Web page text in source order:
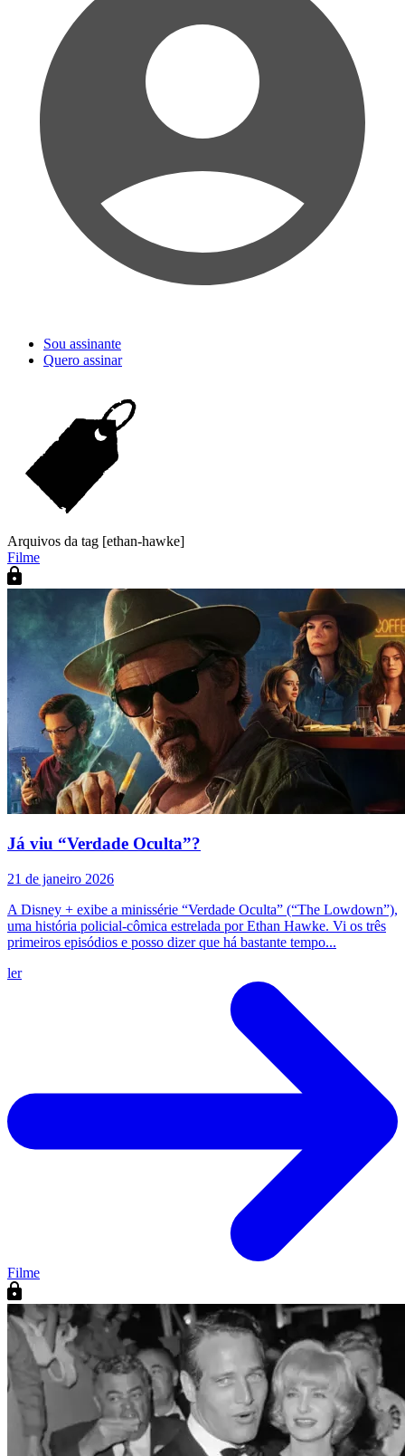
Sou assinante
Quero assinar
Arquivos da tag [ethan-hawke]
Filme
Já viu “Verdade Oculta”?
21 de janeiro 2026
A Disney + exibe a minissérie “Verdade Oculta” (“The Lowdown”),
uma história policial-cômica estrelada por Ethan Hawke. Vi os três
primeiros episódios e posso dizer que há bastante tempo...
ler
Filme